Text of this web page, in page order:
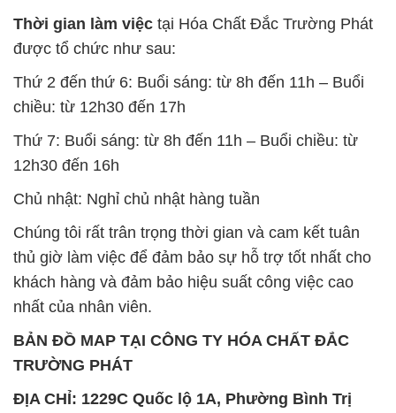
Thời gian làm việc tại Hóa Chất Đắc Trường Phát
được tổ chức như sau:
Thứ 2 đến thứ 6: Buổi sáng: từ 8h đến 11h – Buổi
chiều: từ 12h30 đến 17h
Thứ 7: Buổi sáng: từ 8h đến 11h – Buổi chiều: từ
12h30 đến 16h
Chủ nhật: Nghỉ chủ nhật hàng tuần
Chúng tôi rất trân trọng thời gian và cam kết tuân
thủ giờ làm việc để đảm bảo sự hỗ trợ tốt nhất cho
khách hàng và đảm bảo hiệu suất công việc cao
nhất của nhân viên.
BẢN ĐỒ MAP TẠI CÔNG TY HÓA CHẤT ĐẮC
TRƯỜNG PHÁT
ĐỊA CHỈ: 1229C Quốc lộ 1A, Phường Bình Trị